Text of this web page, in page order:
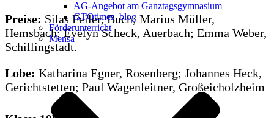
AG-Angebot am Ganztagsgymnasium
GTOtimes_blog
Förderunterricht
Mensa
Preise: Silas Feiler, Buch; Marius Müller,
Hemsbach; Evelyn Scheck, Auerbach; Emma Weber,
Schillingstadt.
Lobe: Katharina Egner, Rosenberg; Johannes Heck,
Gerichtstetten; Paul Wagenleitner, Großeicholzheim